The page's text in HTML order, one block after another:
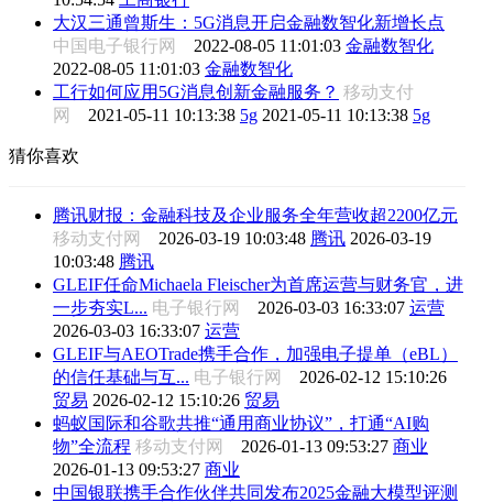
大汉三通曾斯生：5G消息开启金融数智化新增长点
中国电子银行网 2022-08-05 11:01:03 金融数智化
2022-08-05 11:01:03 金融数智化
工行如何应用5G消息创新金融服务？ 移动支付
网 2021-05-11 10:13:38 5g 2021-05-11 10:13:38 5g
猜你喜欢
腾讯财报：金融科技及企业服务全年营收超2200亿元
移动支付网 2026-03-19 10:03:48 腾讯 2026-03-19
10:03:48 腾讯
GLEIF任命Michaela Fleischer为首席运营与财务官，进
一步夯实L... 电子银行网 2026-03-03 16:33:07 运营
2026-03-03 16:33:07 运营
GLEIF与AEOTrade携手合作，加强电子提单（eBL）
的信任基础与互... 电子银行网 2026-02-12 15:10:26
贸易 2026-02-12 15:10:26 贸易
蚂蚁国际和谷歌共推“通用商业协议”，打通“AI购
物”全流程 移动支付网 2026-01-13 09:53:27 商业
2026-01-13 09:53:27 商业
中国银联携手合作伙伴共同发布2025金融大模型评测